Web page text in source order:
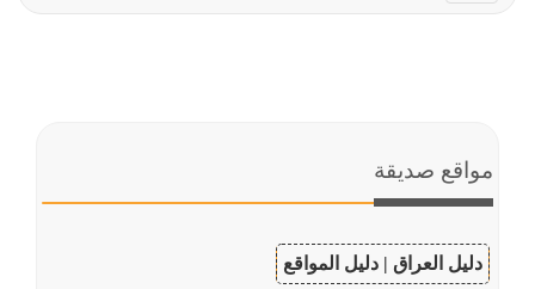
navigation
مواقع صديقة
دليل العراق | دليل المواقع